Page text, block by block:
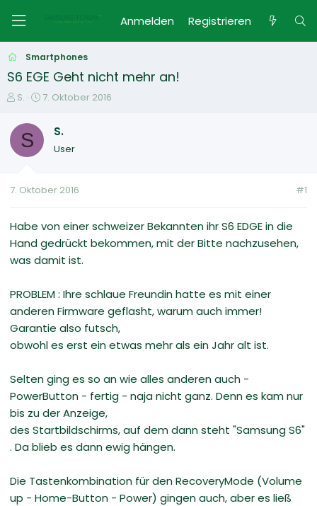
Anmelden Registrieren
Smartphones
S6 EGE Geht nicht mehr an!
E
s
e
e
S.
E
t
t
m
7. Oktober 2016
S S.
User
7. Oktober 2016 #1
Habe von einer schweizer Bekannten ihr S6 EDGE in die
Hand gedrückt bekommen, mit der Bitte nachzusehen,
was damit ist.
PROBLEM : Ihre schlaue Freundin hatte es mit einer
anderen Firmware geflasht, warum auch immer!
Garantie also futsch,
obwohl es erst ein etwas mehr als ein Jahr alt ist.
Selten ging es so an wie alles anderen auch -
PowerButton - fertig - naja nicht ganz. Denn es kam nur
bis zu der Anzeige,
des Startbildschirms, auf dem dann steht "Samsung S6"
. Da blieb es dann ewig hängen.
Die Tastenkombination für den RecoveryMode (Volume
up - Home-Button - Power) gingen auch, aber es ließ